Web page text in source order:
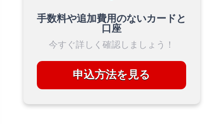
手数料や追加費用のないカードと
口座
今すぐ詳しく確認しましょう！
申込方法を見る